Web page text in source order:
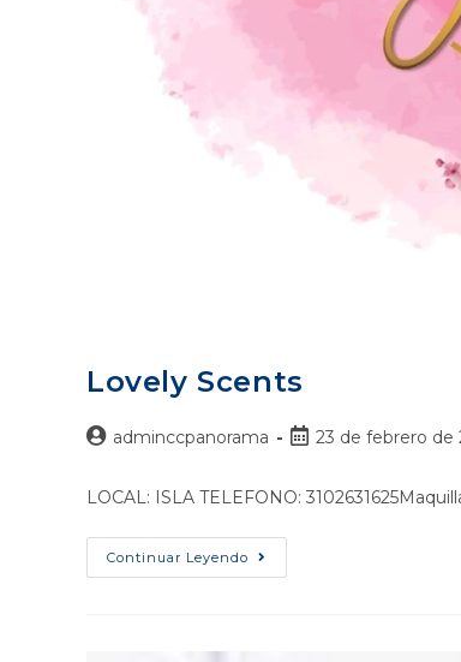
Lovely Scents
adminccpanorama 23 de febrero de
LOCAL: ISLA TELEFONO:
Continuar Leyendo